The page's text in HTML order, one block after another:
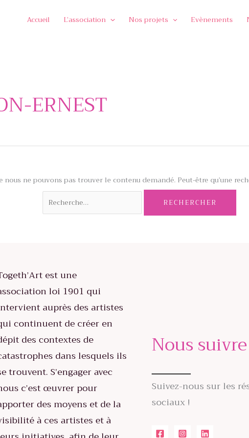
Accueil L’association Nos projets Evènements
ERNEST
nous ne pouvons pas trouver le contenu demandé. Peut-être qu’une
Rechercher :
est une
loi 1901 qui
auprès des artistes
continuent de créer en
des contextes de
dans lesquels ils
trouvent. S’engager avec
c’est œuvrer pour
des moyens et de la
à ces artistes et à
Nous suivre
Suivez-nous sur les
sociaux !